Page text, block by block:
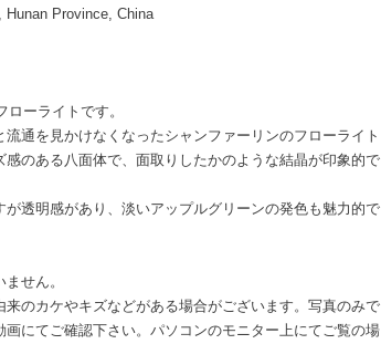
Hunan Province, China
ーライトです。
通を見かけなくなったシャンファーリンのフローライト
感のある八面体で、面取りしたかのような結晶が印象的で
が透明感があり、淡いアップルグリーンの発色も魅力的で
せん。
来のカケやキズなどがある場合がございます。写真のみで
画にてご確認下さい。パソコンのモニター上にてご覧の場